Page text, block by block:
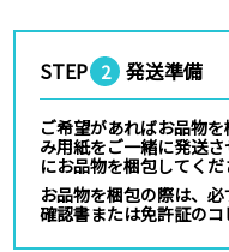
STEP 2 発送準備
ご希望があればお品物
み用紙をご一緒に発送
にお品物を梱包してくだ
お品物を梱包の際は、
確認書または免許証のコ